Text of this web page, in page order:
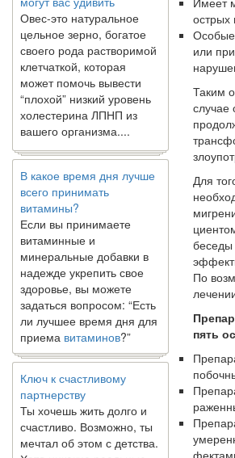
Овес-это натуральное
цельное зерно, богатое
своего рода растворимой
клетчаткой, которая
может помочь вывести
“плохой” низкий уровень
холестерина ЛПНП из
вашего организма....
В какое время дня лучше
всего принимать
витамины?
Если вы принимаете
витаминные и
минеральные добавки в
надежде укрепить свое
здоровье, вы можете
задаться вопросом: “Есть
ли лучшее время дня для
приемавитаминов?”
Ключ к счастливому
партнерству
Ты хочешь жить долго и
счастливо. Возможно, ты
мечтал об этом с детства.
Хотя никакие реальные
острых
Особые
или
Таким
случае
Для
беседы
По
пять